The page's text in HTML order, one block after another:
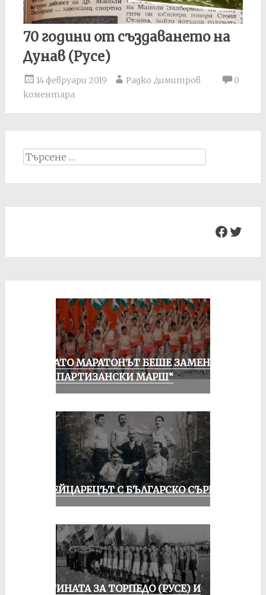
70 години от създаването на
Дунав (Русе)
14 февруари 2019 Радко Димитров
0
коментара
Search
for:
КОГАТО МАРАТОНЪТ БЕШЕ ЗАМЕНЕН
ОТ „ПАРТИЗАНСКИ МАРШ“
ШВЕЙЦАРЕЦЪТ С БЪЛГАРСКО СЪРЦЕ
ИСТИНАТА ЗА ТОРПЕДО (РУСЕ) И